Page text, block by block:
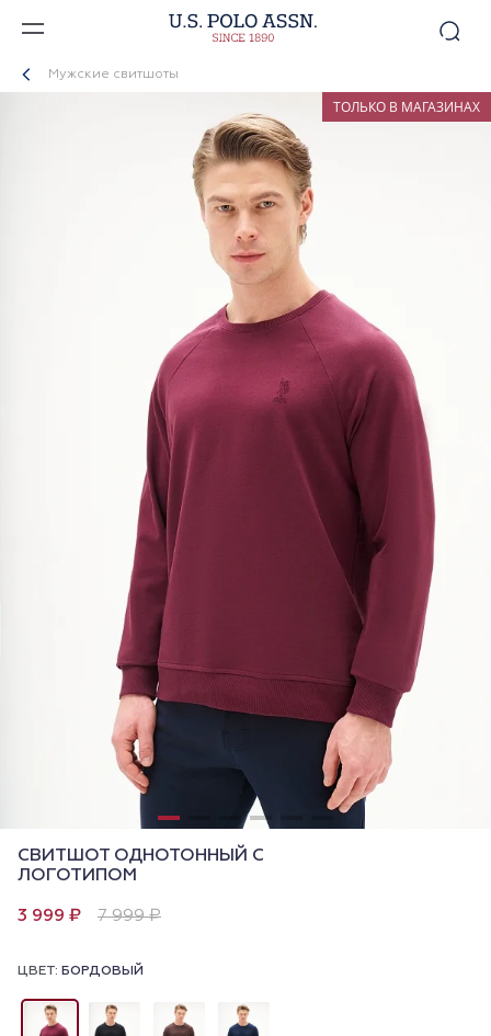
Мужские свитшоты
ТОЛЬКО В МАГАЗИНАХ
СВИТШОТ ОДНОТОННЫЙ С
ЛОГОТИПОМ
3 999 ₽ 7 999 ₽
ЦВЕТ: БОРДОВЫЙ